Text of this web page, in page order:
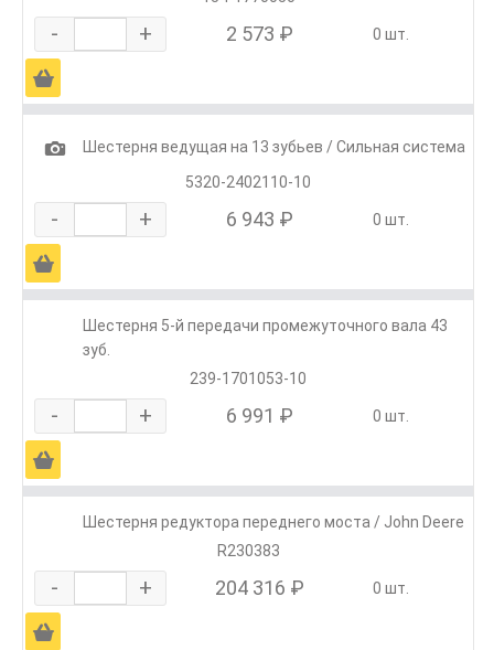
- + 2 573 ₽ 0 шт.
Ä
1
Шестерня ведущая на 13 зубьев / Сильная система
5320-2402110-10
- + 6 943 ₽ 0 шт.
Ä
Шестерня 5-й передачи промежуточного вала 43
зуб.
239-1701053-10
- + 6 991 ₽ 0 шт.
Ä
Шестерня редуктора переднего моста / John Deere
R230383
- + 204 316 ₽ 0 шт.
Ä